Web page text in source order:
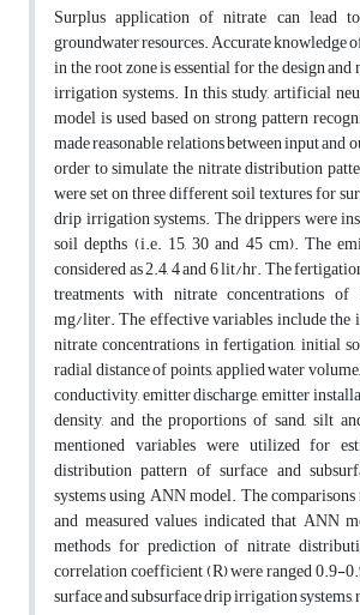
Surplus application of nitrate can lead
groundwater resources. Accurate knowledge
in the root zone is essential for the design
irrigation systems. In this study, artificial
model is used based on strong pattern
made reasonable relations between input and
order to simulate the nitrate distribution
were set on three different soil textures for
drip irrigation systems. The drippers were
soil depths (i.e. 15, 30 and 45 cm). The
considered as 2.4, 4 and 6 lit/hr. The
treatments with nitrate concentrations
mg/liter. The effective variables include
nitrate concentrations in fertigation, initial
radial distance of points, applied water
conductivity, emitter discharge, emitter
density, and the proportions of sand, silt
mentioned variables were utilized for
distribution pattern of surface and
systems using ANN model. The
and measured values indicated that ANN
methods for prediction of nitrate
correlation coefficient (R) were ranged 0.9-
surface and subsurface drip irrigation